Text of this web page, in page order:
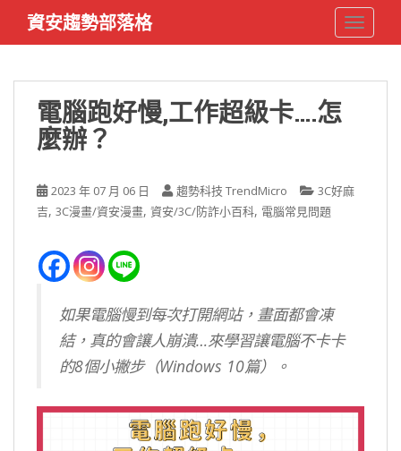
i
資安趨勢部落格
電腦跑好慢,工作超級卡….怎
麼辦？
2023 年 07 月 06 日 趨勢科技 TrendMicro
3C好麻
吉, 3C漫畫/資安漫畫, 資安/3C/防詐小百科, 電腦常見問題
如果電腦慢到每次打開網站，畫面都會凍
結，真的會讓人崩潰…來學習讓電腦不卡卡
的8個小撇步（Windows 10篇）。